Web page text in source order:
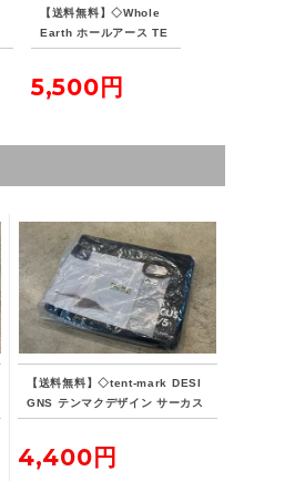
【送料無料】◇Whole
Earth ホールアース TE
NKU COT テンクウコッ
5,500円
【送料無料】◇tent-mark DESI
GNS テンマクデザイン サーカス
インナーマット 4/5
4,400円